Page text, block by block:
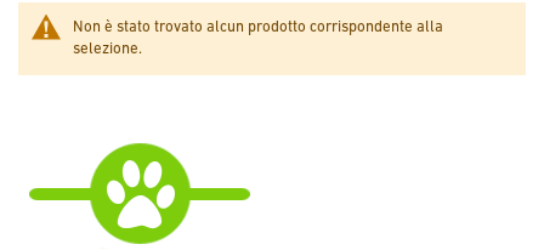
Non è stato trovato alcun prodotto corrispondente alla
selezione.